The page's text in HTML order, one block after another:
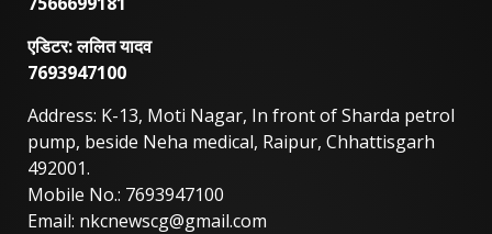
एडिटर: ललित यादव
7693947100
Address: K-13, Moti Nagar, In front of Sharda petrol
pump, beside Neha medical, Raipur, Chhattisgarh
492001.
Mobile No.: 7693947100
Email: nkcnewscg@gmail.com